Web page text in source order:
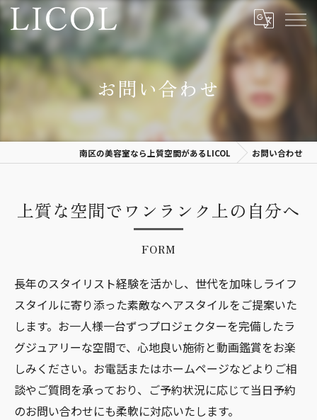
お問い合わせ
南区の美容室なら上質空間があるLICOL お問い合わせ
上質な空間でワンランク上の自分へ
FORM
長年のスタイリスト経験を活かし、世代を加味しライフ
スタイルに寄り添った素敵なヘアスタイルをご提案いた
します。お一人様一台ずつプロジェクターを完備したラ
グジュアリーな空間で、心地良い施術と動画鑑賞をお楽
しみください。お電話またはホームページなどよりご相
談やご質問を承っており、ご予約状況に応じて当日予約
のお問い合わせにも柔軟に対応いたします。